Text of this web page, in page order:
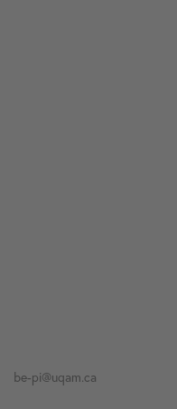
be-pi@uqam.ca